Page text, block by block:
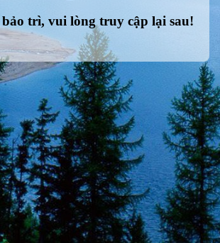
trì, vui lòng truy cập lại sau!